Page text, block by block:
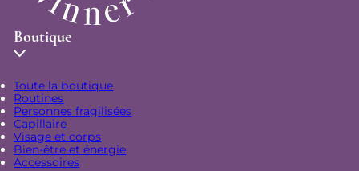
Boutique
Toute la boutique
Routines
Personnes fragilisées
Capillaire
Visage et corps
Bien-être et énergie
Accessoires